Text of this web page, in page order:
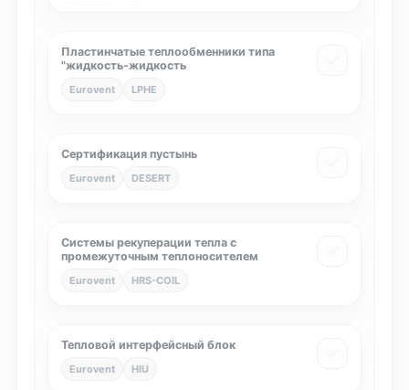
Пластинчатые теплообменники типа
"жидкость-жидкость
Eurovent LPHE
Сертификация пустынь
Eurovent DESERT
Системы рекуперации тепла с
промежуточным теплоносителем
Eurovent HRS-COIL
Тепловой интерфейсный блок
Eurovent HIU